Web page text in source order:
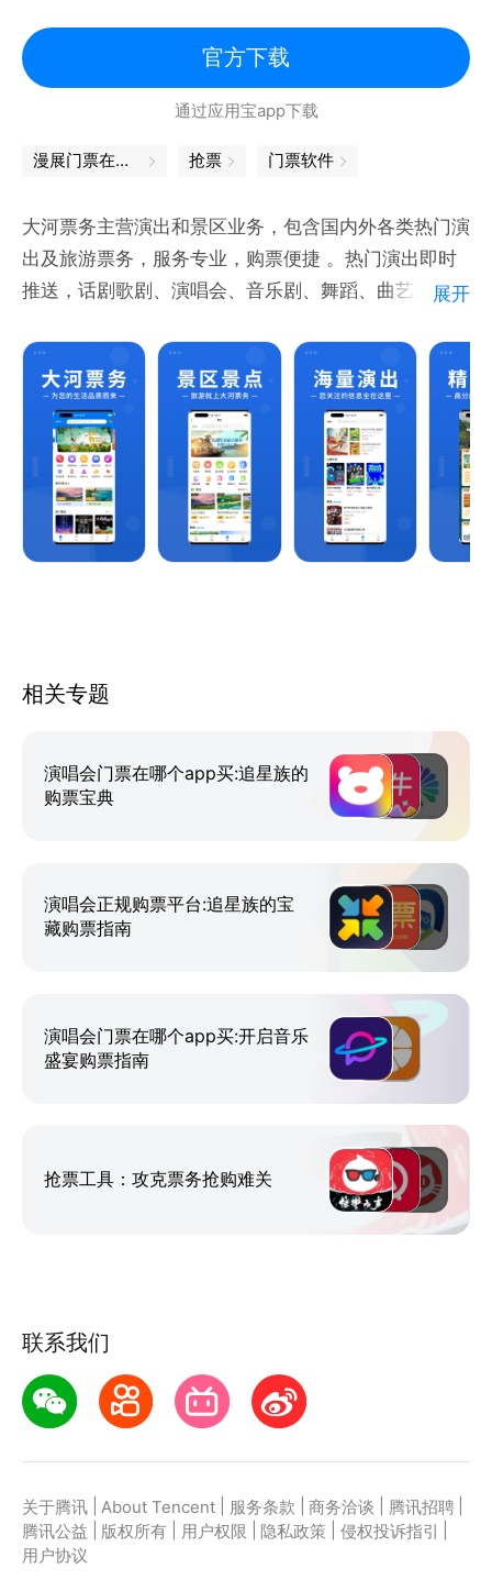
票更便宜。
大河票务、保利票务、摩天轮票务、永乐票务、河马票
务、云村有票买不到的，都可以上有票网！
1 点击有票APP-我的,在用户反馈里留言
2 邮箱:contact@ypiao.com
3 微信公众号: youpiao007
4 官方客服电话：4000809208
官方下载
通过应用宝app下载
漫展门票在哪买 抢票 门票软件
大河票务主营演出和景区业务，包含国内外各类热门演
出及旅游票务，服务专业，购票便捷 。热门演出即时
推送，话剧歌剧、演唱会、音乐剧、舞蹈、曲艺杂技、
先得票，享受一站式闭环体验 ；
展开
相关专题
演唱会门票在哪个app买:追星族的
购票宝典
演唱会正规购票平台:追星族的宝
藏购票指南
演唱会门票在哪个app买:开启音乐
盛宴购票指南
抢票工具：攻克票务抢购难关
联系我们
关于腾讯 About Tencent 服务条款 商务洽谈 腾讯招聘
腾讯公益
版权所有 用户权限 隐私政策 侵权投诉指引
用户协议